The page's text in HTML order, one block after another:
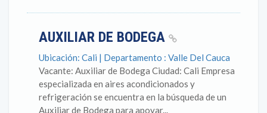
AUXILIAR DE BODEGA
Ubicación: Cali | Departamento : Valle Del Cauca
Vacante: Auxiliar de Bodega Ciudad: Cali Empresa
especializada en aires acondicionados y
refrigeración se encuentra en la búsqueda de un
Auxiliar de Bodega para apoyar...